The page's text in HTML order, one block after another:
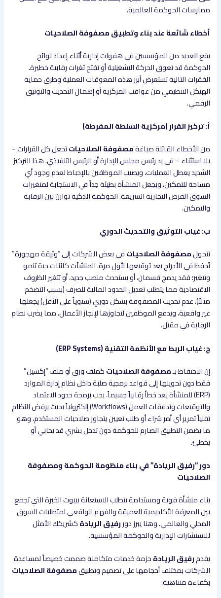
ممارسات الحوكمة العالمية.
أخطاء شائعة عند بناء وتطبيق مصفوفة الصلاحيات
يقع العديد من المؤسسين في هفوات إدارية أثناء إعداد لوائح
الحوكمة قد تعوق الحركة التشغيلية أو تفتح ثغرات رقابية خطيرة.
الفقرات التالية تستعرض أبرز هذه المعوقات العملية وطرق حماية
الهيكل التنظيمي من عواقب المركزية أو إهمال التحديث والتوثيق
الرقمي.
أ: تركيز القرار (مركزية السلطة المفرطة)
من الأخطاء القاتلة صياغةمصفوفة الصلاحياتتجعل كل القرارات –
بلا استثناء – في يد رئيس مجلس الإدارة أو الرئيس التنفيذي. هذا التركيز
الشديد يعطل العمليات، ويصيب الموظفين بالإحباط لعدم وجود أي
مساحة للتمكين، ويجعل المنشأة بطيئة جداً في الاستجابة لمتغيرات
السوق الفرص التجارية السريعة. الحوكمة الذكية توازن بين الرقابة
والتمكين.
ب: غياب التوثيق والتحديث الدوري
تتحولمصفوفة الصلاحياتفي بعض الشركات إلى “وثيقة مهجورة”
تُحفظ في الأدراج بعد توقيعها لأول مرة. المنشآت كائنات حية تنمو
وتتغير؛ فقد يدمج قسمان، أو يستحدث منصب جديد، أو تتغير الظروف
الاقتصادية مما يتطلب تعديل الحدود المالية للصرف (بسبب التضخم
مثلاً). عدم تحديث المصفوفة بشكل دوري (سنوياً على الأقل) يجعلها
غير واقعية، ويدفع الموظفين لتجاوزها لإنجاز الأعمال، مما يضرب نظام
الرقابة في مقتل.
ج: غياب الربط مع الأنظمة التقنية (ERP Systems)
إن الاحتفاظ بـمصفوفة الصلاحياتكملف ورق أو ملف “إكسيل”
فقط دون تحويلها إلى قواعد برمجية صلبة داخل نظام إدارة الموارد
(ERP) للمنشأة يعد خطأ رقابياً جسيماً. يجب برمجة حدود الاعتماد
والتوقيعات وتدفقات العمل (Workflows) إلكترونياً بحيث يرفض النظام
تقنياً تمرير أي أمر شراء أو طلب تعيين يتجاوز صلاحيات المستخدم، وهو
ما يضمن التطبيق الصارم للحوكمة دون تدخل بشري قد يحابي أو
يخطئ.
دور “رفيق الريادة” في بناء منظومة الحوكمة ومصفوفة
الصلاحيات
بناء منشأة قوية ومستدامة يتطلب الاستعانة ببيوت الخبرة التي تجمع
بين المعرفة الأكاديمية العميقة والفهم الواقعي لمتطلبات السوق
المحلي والعالمي. وهنا يبرز دوررفيق الريادةكشريكك الأمثل
للاستشارات الإدارية والحوكمة المؤسسية.
يقدمرفيق الريادةحزمة خدمات متكاملة صممت خصيصاً لمساعدة
الشركات بمختلف أحجامها على تصميم وتطبيقمصفوفة الصلاحيات
بكفاءة متناهية: